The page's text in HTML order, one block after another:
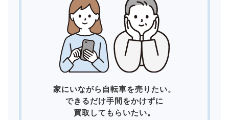
家にいながら自転車を売りたい。
できるだけ手間をかけずに
買取してもらいたい。